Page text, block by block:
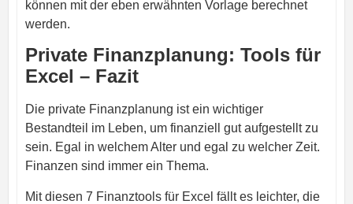
können mit der eben erwähnten Vorlage berechnet
werden.
Private Finanzplanung: Tools für
Excel – Fazit
Die private Finanzplanung ist ein wichtiger
Bestandteil im Leben, um finanziell gut aufgestellt zu
sein. Egal in welchem Alter und egal zu welcher Zeit.
Finanzen sind immer ein Thema.
Mit diesen 7 Finanztools für Excel fällt es leichter, die